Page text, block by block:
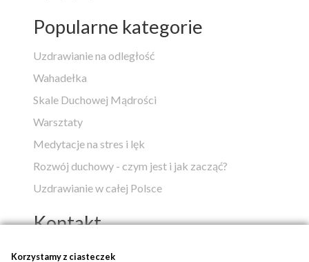
Popularne kategorie
Uzdrawianie na odległość
Wahadełka
Skale Duchowej Mądrości
Warsztaty
Medytacje na stres i lęk
Rozwój duchowy - czym jest i jak zacząć?
Uzdrawianie w całej Polsce
Kontakt
Popko - Centrum Medytacji i Uzdrawiania
Korzystamy z ciasteczek